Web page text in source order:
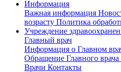
Информация
Важная информация
возрасту Политика
Учреждение
Главный врач
Информация о Главном
Обращение Главного врача
Врачи Контакты